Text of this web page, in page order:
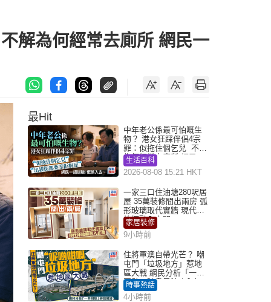
解為何經常去廁所 網民一
最Hit
中年老公係最可怕嘅生
物？ 港女狂踩伴侶4宗
罪：似拖住個乞兒 不解
為何經常去廁所 網民一
語道破
生活百科
2026-08-08 15:21 HKT
一家三口住油塘280呎居
屋 35萬裝修間出兩房 弧
形玻璃取代實牆 現代神
枱櫃融入玄關
家居裝修
9小時前
住將軍澳自帶光芒？ 嘲
屯門「垃圾地方」惹地
區大戰 網民分析「一共
同點」秒息風波｜Juicy
叮
時事熱話
4小時前